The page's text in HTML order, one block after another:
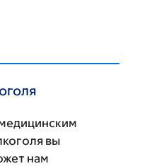
вы
нам